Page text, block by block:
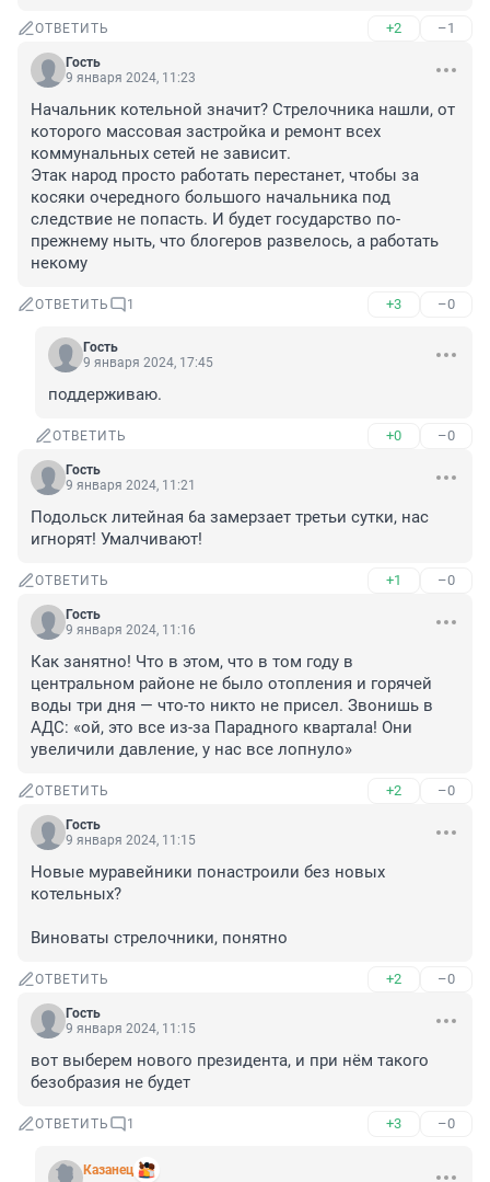
ОТВЕТИТЬ +2 –1
Гость
9 января 2024, 11:23
Начальник котельной значит? Стрелочника нашли, от
которого массовая застройка и ремонт всех
коммунальных сетей не зависит.
Этак народ просто работать перестанет, чтобы за
косяки очередного большого начальника под
следствие не попасть. И будет государство по-
прежнему ныть, что блогеров развелось, а работать
некому
ОТВЕТИТЬ 1 +3 –0
Гость
9 января 2024, 17:45
поддерживаю.
ОТВЕТИТЬ +0 –0
Гость
9 января 2024, 11:21
Подольск литейная 6а замерзает третьи сутки, нас
игнорят! Умалчивают!
ОТВЕТИТЬ +1 –0
Гость
9 января 2024, 11:16
Как занятно! Что в этом, что в том году в
центральном районе не было отопления и горячей
воды три дня — что-то никто не присел. Звонишь в
АДС: «ой, это все из-за Парадного квартала! Они
увеличили давление, у нас все лопнуло»
ОТВЕТИТЬ +2 –0
Гость
9 января 2024, 11:15
Новые муравейники понастроили без новых
котельных?
Виноваты стрелочники, понятно
ОТВЕТИТЬ +2 –0
Гость
9 января 2024, 11:15
вот выберем нового президента, и при нём такого
безобразия не будет
ОТВЕТИТЬ 1 +3 –0
Казанец